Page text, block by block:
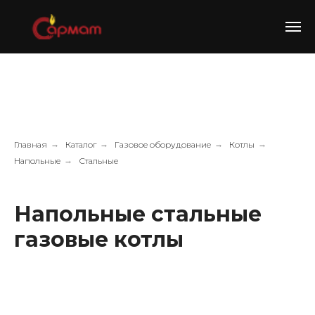
Главная → Каталог → Газовое оборудование → Котлы →
Напольные → Стальные
Напольные стальные
газовые котлы